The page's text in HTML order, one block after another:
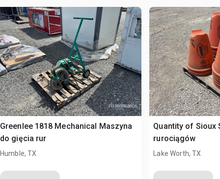
Greenlee 1818 Mechanical Maszyna
do gięcia rur
Humble, TX
Quantity of Sioux
rurociągów
Lake Worth, TX